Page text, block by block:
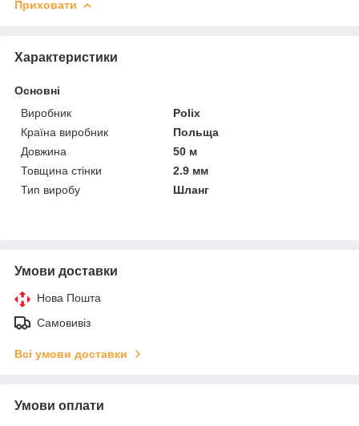
Приховати
Характеристики
Основні
Виробник
Polix
Країна виробник
Польща
Довжина
50 м
Товщина стінки
2.9 мм
Тип виробу
Шланг
Умови доставки
Нова Пошта
Самовивіз
Всі умови доставки
Умови оплати